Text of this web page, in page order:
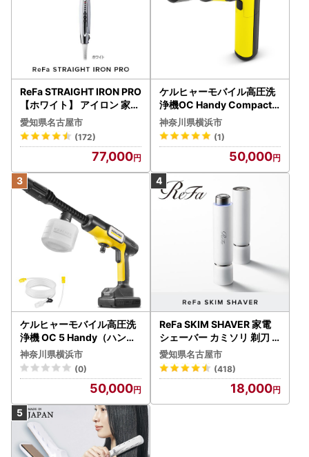
ReFa STRAIGHT IRON PRO
【ホワイト】 アイロン 家電
美容 リファ アイロン
愛知県名古屋市
(172)
77,000
ケルヒャーモバイル高圧洗
浄機OC Handy Compact
（ハンディエア） APV000
7
神奈川県横浜市
(1)
50,000
ケルヒャーモバイル高圧洗
浄機 OC 5 Handy（ハンデ
ィジェット） APV0006
神奈川県横浜市
(0)
50,000
ReFa SKIM SHAVER 家電
シェーバー カミソリ 剃刀
シェーバー
愛知県名古屋市
(418)
18,000